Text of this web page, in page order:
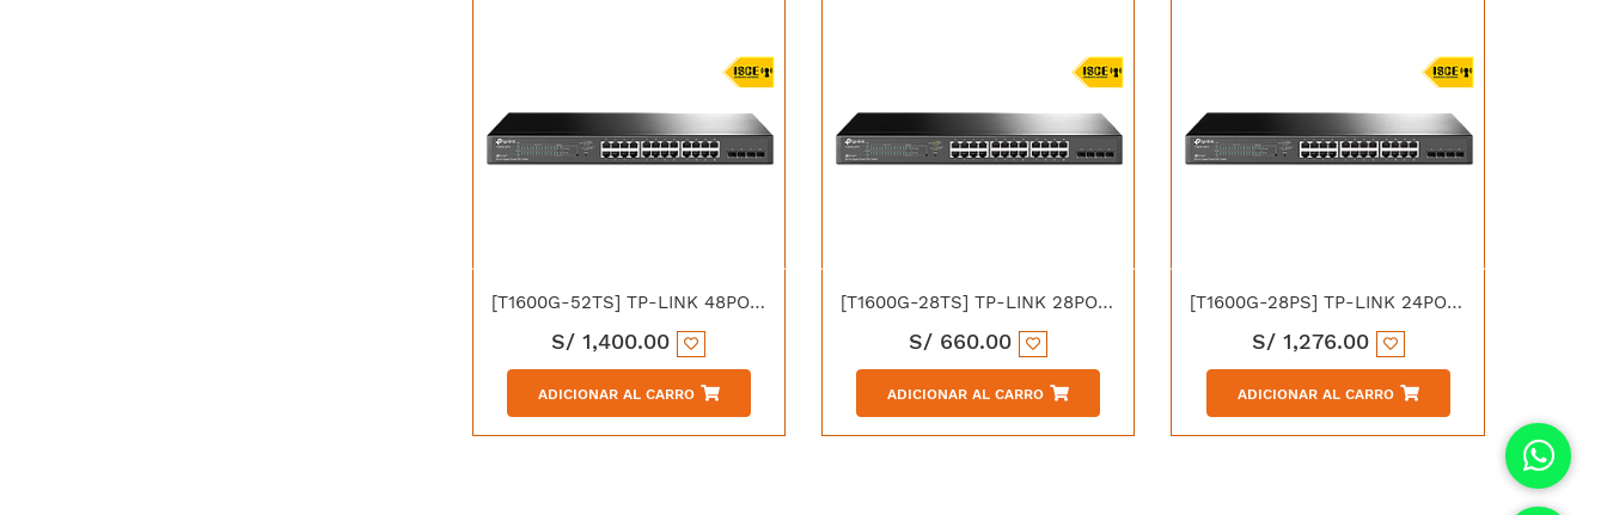
[T1600G-52TS] TP-LINK 48PORT PURE-GIGABIT + MART SWTCH +4SFP
S/1,400.00
ADICIONAR AL CARRO
[T1600G-28TS] TP-LINK 28PORT PURE-GIGABIT + SMART SWICHT
S/ 660.00
ADICIONAR AL CARRO
[T1600G-28PS] TP-LINK 24PORT GIGABIT POE + SMART SWICHT +4SFP
S/ 1,276.00
ADICIONAR AL CARRO